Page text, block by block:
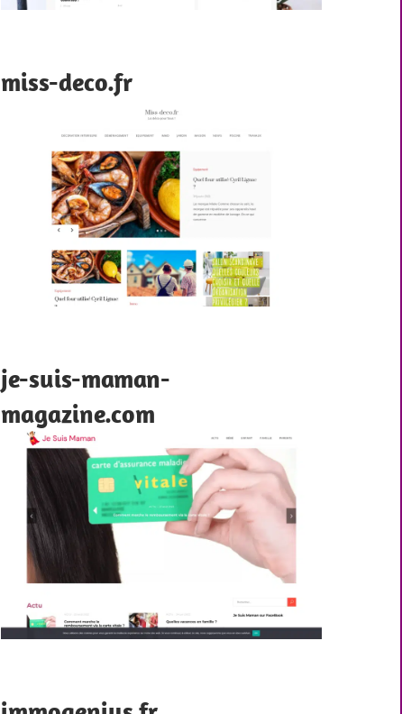
miss-deco.fr
je-suis-maman-
magazine.com